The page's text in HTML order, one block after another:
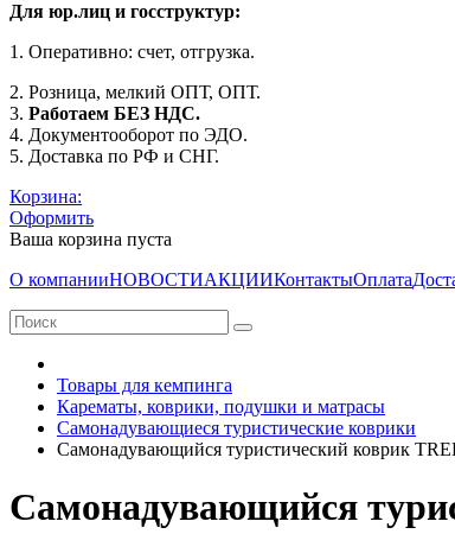
Для юр.лиц и госструктур:
1. Оперативно: счет, отгрузка.
2. Розница, мелкий ОПТ, ОПТ.
3. Работаем БЕЗ НДС.
4. Документооборот по ЭДО.
5. Доставка по РФ и СНГ.
Корзина:
Оформить
Ваша корзина пуста
О компанииНОВОСТИАКЦИИКонтактыОплата
Товары для кемпинга
Карематы, коврики, подушки и матрасы
Самонадувающиеся туристические коврики
Самонадувающийся туристический коврик
Самонадувающийся